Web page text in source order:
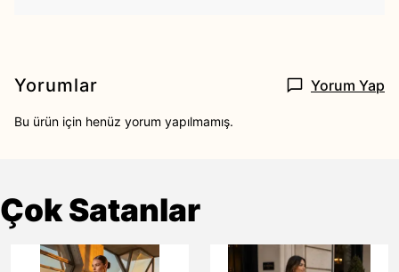
Yorumlar Yorum Yap
Bu ürün için henüz yorum yapılmamış.
Çok Satanlar